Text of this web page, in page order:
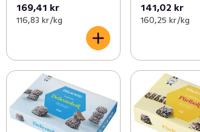
169,41 kr
116,83 kr /kg
141,02 kr
160,25 kr /kg